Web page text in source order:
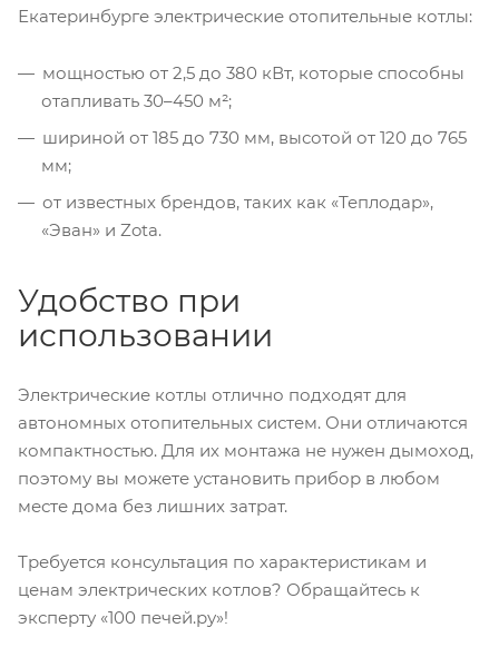
Екатеринбурге электрические отопительные котлы:
мощностью от 2,5 до 380 кВт, которые способны
отапливать 30–450 м²;
шириной от 185 до 730 мм, высотой от 120 до 765
мм;
от известных брендов, таких как «Теплодар»,
«Эван» и Zota.
Удобство при
использовании
Электрические котлы отлично подходят для
автономных отопительных систем. Они отличаются
компактностью. Для их монтажа не нужен дымоход,
поэтому вы можете установить прибор в любом
месте дома без лишних затрат.
Требуется консультация по характеристикам и
ценам электрических котлов? Обращайтесь к
эксперту «100 печей.ру»!